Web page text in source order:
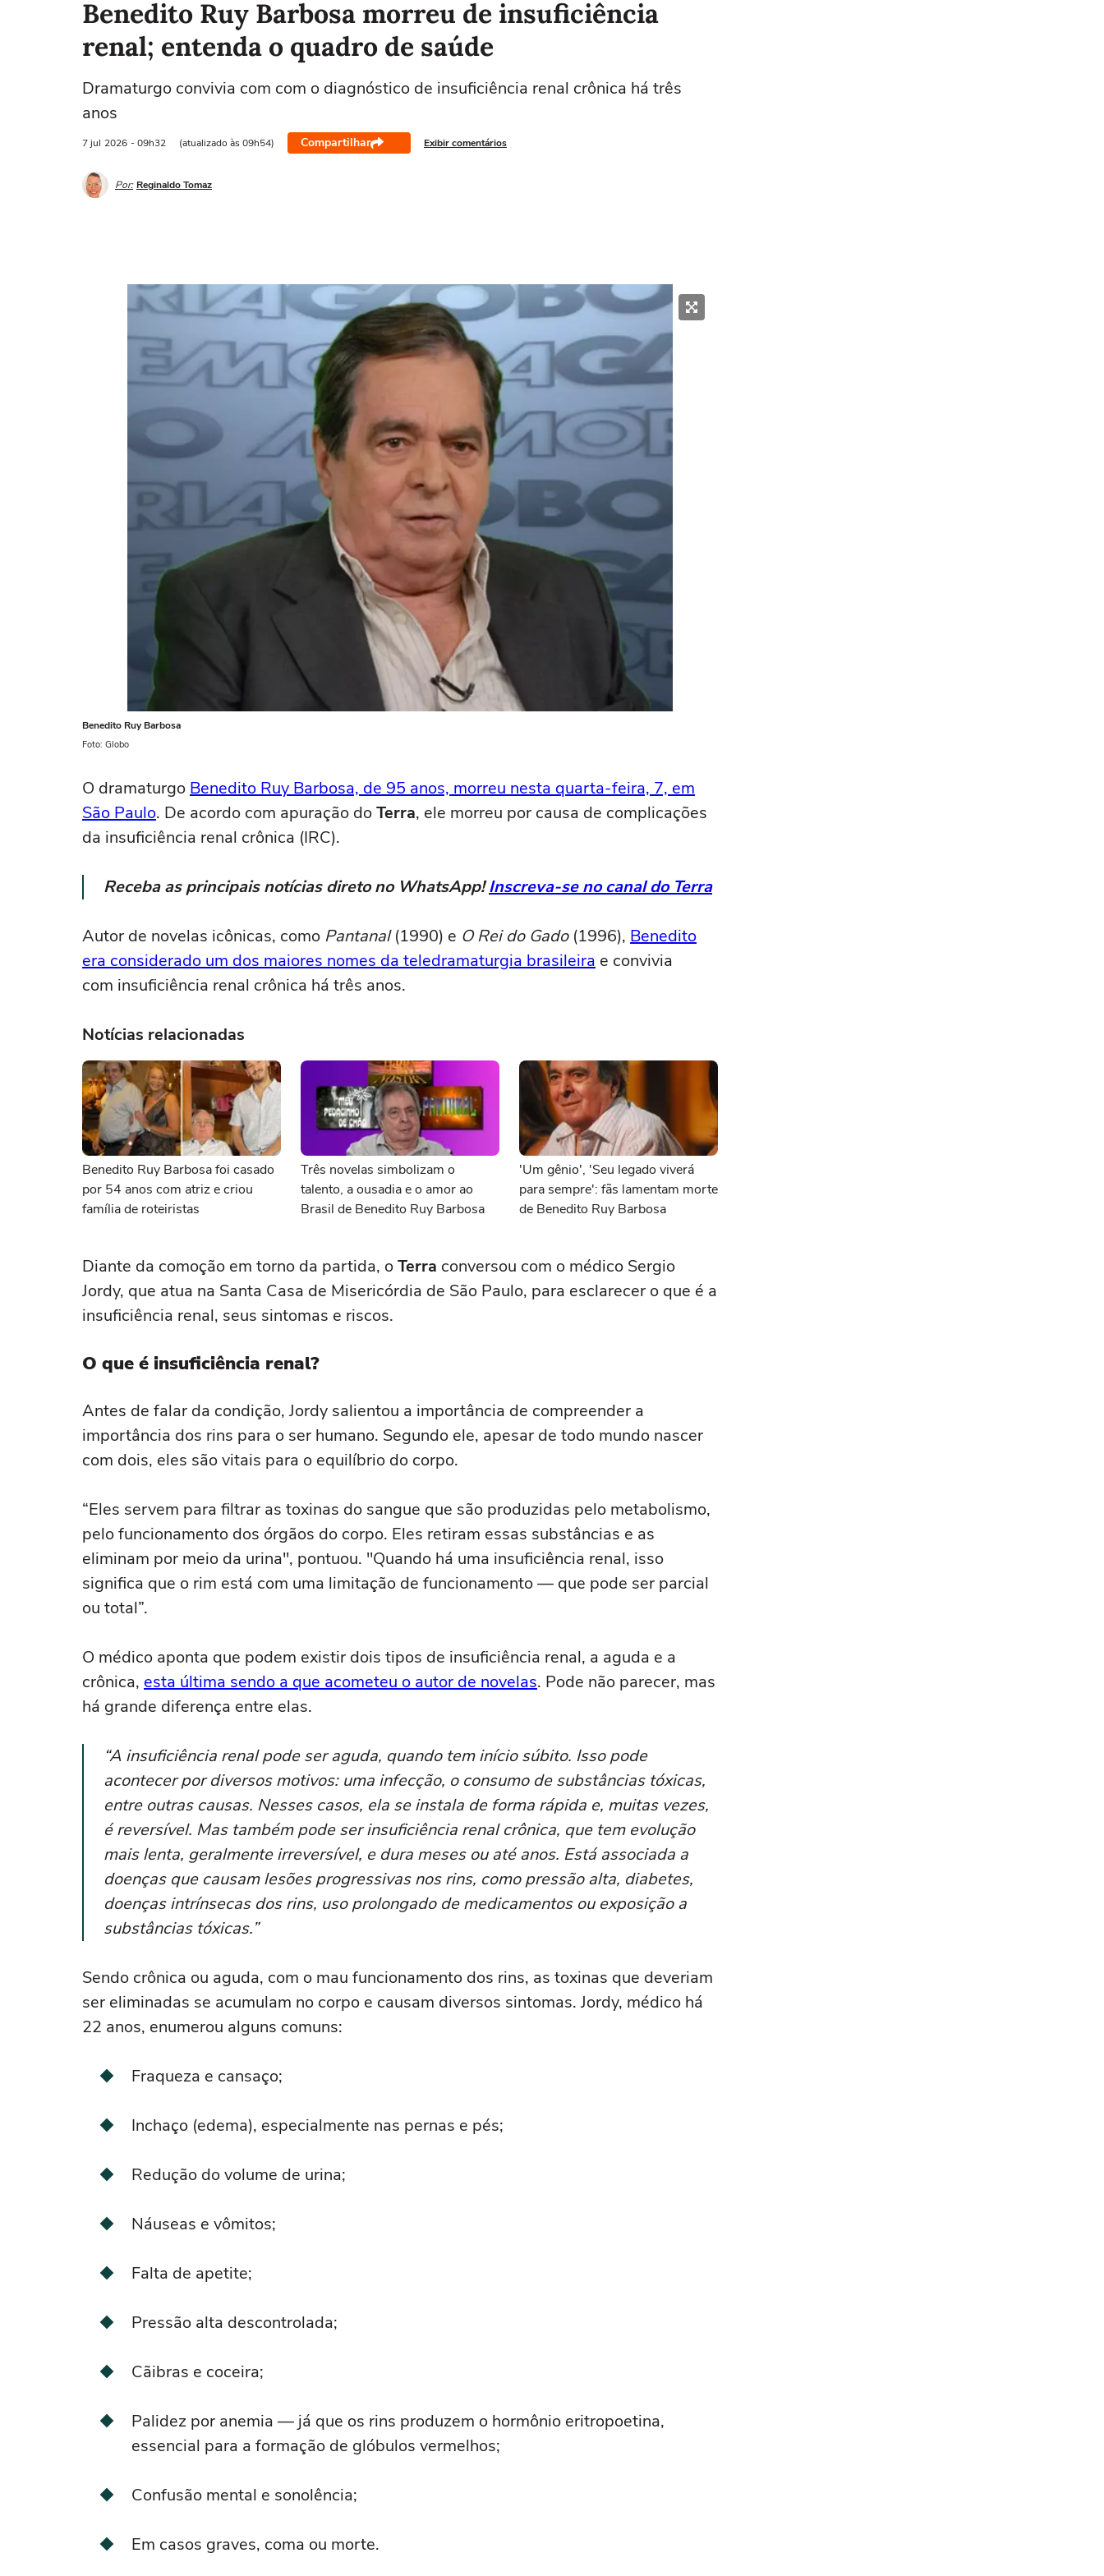
Benedito Ruy Barbosa morreu de insuficiência
renal; entenda o quadro de saúde
Dramaturgo convivia com com o diagnóstico de insuficiência renal crônica há três
anos
7 jul 2026 - 09h32 (atualizado às 09h54) Compartilhar Exibir comentários
Por: Reginaldo Tomaz
Benedito Ruy Barbosa
Foto: Globo
O dramaturgo Benedito Ruy Barbosa, de 95 anos, morreu nesta quarta-feira, 7, em
São Paulo. De acordo com apuração doTerra, ele morreu por causa de complicações
da insuficiência renal crônica (IRC).
Receba as principais notícias direto no WhatsApp!Inscreva-se no canal do Terra
Autor de novelas icônicas, como Pantanal(1990) e O Rei do Gado(1996), Benedito
era considerado um dos maiores nomes da teledramaturgia brasileira e convivia
com insuficiência renal crônica há três anos.
Notícias relacionadas
Benedito Ruy Barbosa foi casado
por 54 anos com atriz e criou
família de roteiristas
Três novelas simbolizam o
talento, a ousadia e o amor ao
Brasil de Benedito Ruy Barbosa
'Um gênio', 'Seu legado viverá
para sempre': fãs lamentam morte
de Benedito Ruy Barbosa
Diante da comoção em torno da partida, oTerra conversou com o médico Sergio
Jordy, que atua na Santa Casa de Misericórdia de São Paulo, para esclarecer o que é a
insuficiência renal, seus sintomas e riscos.
O que é insuficiência renal?
Antes de falar da condição, Jordy salientou a importância de compreender a
importância dos rins para o ser humano. Segundo ele, apesar de todo mundo nascer
com dois, eles são vitais para o equilíbrio do corpo.
“Eles servem para filtrar as toxinas do sangue que são produzidas pelo metabolismo,
pelo funcionamento dos órgãos do corpo. Eles retiram essas substâncias e as
eliminam por meio da urina", pontuou. "Quando há uma insuficiência renal, isso
significa que o rim está com uma limitação de funcionamento — que pode ser parcial
ou total”.
O médico aponta que podem existir dois tipos de insuficiência renal, a aguda e a
crônica, esta última sendo a que acometeu o autor de novelas. Pode não parecer, mas
há grande diferença entre elas.
“A insuficiência renal pode ser aguda, quando tem início súbito. Isso pode
acontecer por diversos motivos: uma infecção, o consumo de substâncias tóxicas,
entre outras causas. Nesses casos, ela se instala de forma rápida e, muitas vezes,
é reversível. Mas também pode ser insuficiência renal crônica, que tem evolução
mais lenta, geralmente irreversível, e dura meses ou até anos. Está associada a
doenças que causam lesões progressivas nos rins, como pressão alta, diabetes,
doenças intrínsecas dos rins, uso prolongado de medicamentos ou exposição a
substâncias tóxicas.”
Sendo crônica ou aguda, com o mau funcionamento dos rins, as toxinas que deveriam
ser eliminadas se acumulam no corpo e causam diversos sintomas. Jordy, médico há
22 anos, enumerou alguns comuns:
Fraqueza e cansaço;
Inchaço (edema), especialmente nas pernas e pés;
Redução do volume de urina;
Náuseas e vômitos;
Falta de apetite;
Pressão alta descontrolada;
Cãibras e coceira;
Palidez por anemia — já que os rins produzem o hormônio eritropoetina,
essencial para a formação de glóbulos vermelhos;
Confusão mental e sonolência;
Em casos graves, coma ou morte.